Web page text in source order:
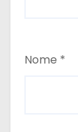
Nome *